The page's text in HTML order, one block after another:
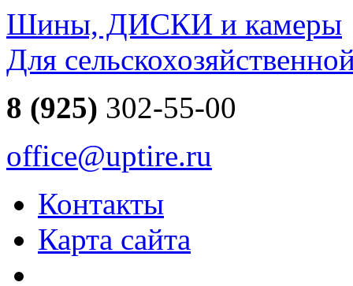
Шины, ДИСКИ и камеры
Для
8 (925) 302-55-00
office@uptire.ru
Контакты
Карта сайта